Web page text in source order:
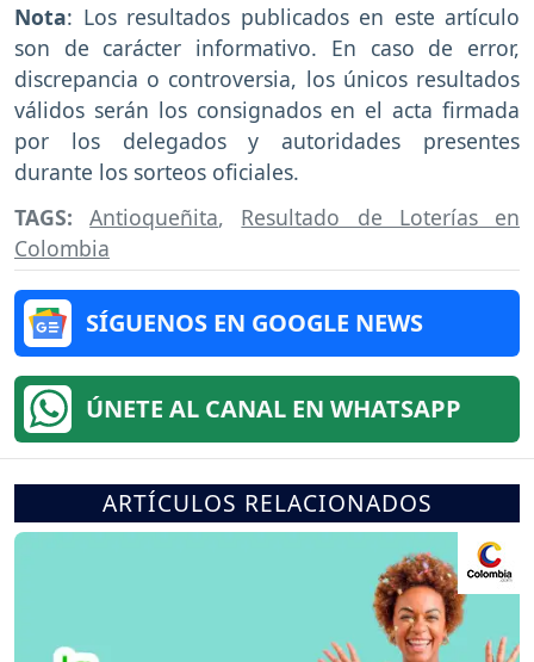
Nota: Los resultados publicados en este artículo
son de carácter informativo. En caso de error,
discrepancia o controversia, los únicos resultados
válidos serán los consignados en el acta firmada
por los delegados y autoridades presentes
durante los sorteos oficiales.
TAGS:Antioqueñita, Resultado de Loterías en
Colombia
SÍGUENOS EN GOOGLE NEWS
ÚNETE AL CANAL EN WHATSAPP
ARTÍCULOS RELACIONADOS